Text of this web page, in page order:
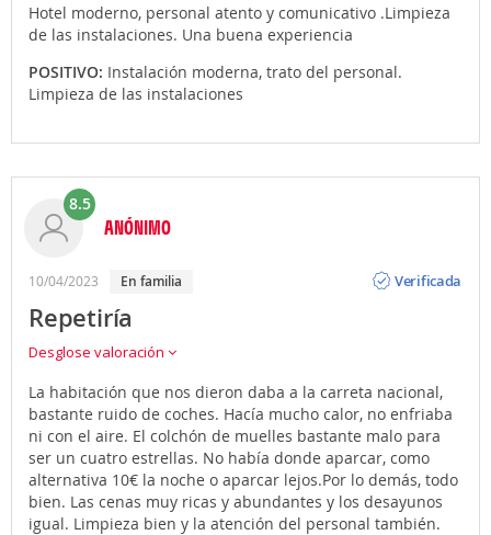
Hotel moderno, personal atento y comunicativo .Limpieza
de las instalaciones. Una buena experiencia
POSITIVO: Instalación moderna, trato del personal.
Limpieza de las instalaciones
8.5
ANÓNIMO
10/04/2023 en familia
Verificada
Repetiría
Desglose valoración
La habitación que nos dieron daba a la carreta nacional,
bastante ruido de coches. Hacía mucho calor, no enfriaba
ni con el aire. El colchón de muelles bastante malo para
ser un cuatro estrellas. No había donde aparcar, como
alternativa 10€ la noche o aparcar lejos.Por lo demás, todo
bien. Las cenas muy ricas y abundantes y los desayunos
igual. Limpieza bien y la atención del personal también.